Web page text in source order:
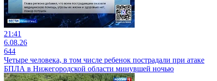
21:41
6.08.26
644
Четыре человека, в том числе ребенок пострадали при атаке
БПЛА в Нижегородской области минувшей ночью